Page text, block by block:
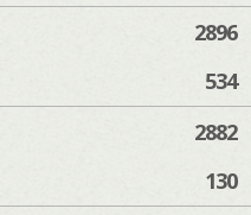
2896
534
2882
130